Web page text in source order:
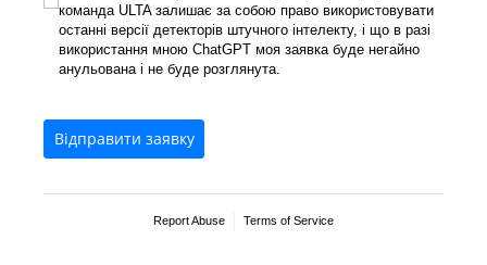
команда ULTA залишає за собою право використовувати
останні версії детекторів штучного інтелекту, і що в разі
використання мною ChatGPT моя заявка буде негайно
анульована і не буде розглянута.
Відправити заявку
Report Abuse Terms of Service